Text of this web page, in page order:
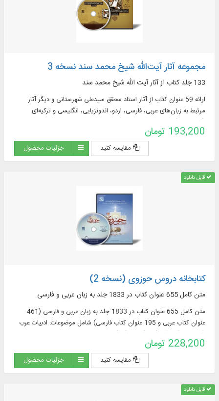
مجموعه آثار آیت‌الله شیخ محمد سند نسخه 3
133 جلد کتاب از آثار آیت‌ الله شیخ محمد سند
ارائه 59 عنوان کتاب از آثار استاد محقق سیدعلی شهرستانی و دیگر آثار
مرتبط به زبان‌های عربی، فارسی، اردو، اندونزیایی، انگلیسی و ترکیه‌ای
193,200 تومان
مقایسه کنید جزئیات محصول
قابل دانلود
کتابخانه دروس حوزوی (نسخه 2)
متن کامل 655 عنوان کتاب در 1833 جلد به زبان عربی و فارسی
متن کامل 655 عنوان کتاب در 1833 جلد به زبان عربی و فارسی (461
عنوان کتاب عربی و 195 عنوان کتاب فارسی) شامل موضوعات: ادبیات عرب
228,200 تومان
مقایسه کنید جزئیات محصول
قابل دانلود